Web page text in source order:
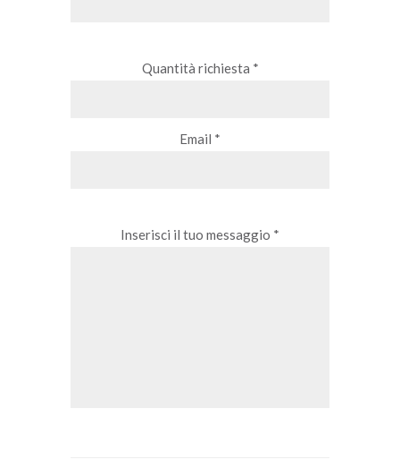
Quantità richiesta *
Email *
Inserisci il tuo messaggio *